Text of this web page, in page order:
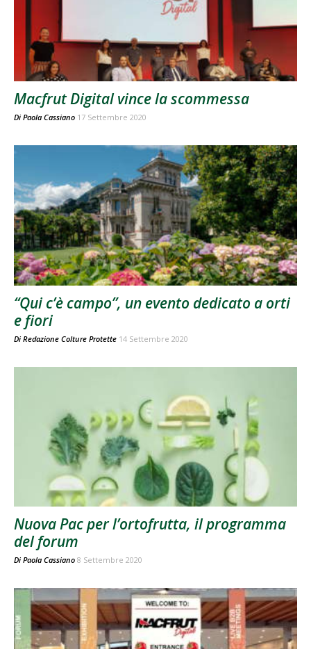
Macfrut Digital vince la scommessa
Di Paola Cassiano 17 Settembre 2020
“Qui c’è campo”, un evento dedicato a orti
e fiori
Di Redazione Colture Protette 14 Settembre 2020
Nuova Pac per l’ortofrutta, il programma
del forum
Di Paola Cassiano 8 Settembre 2020